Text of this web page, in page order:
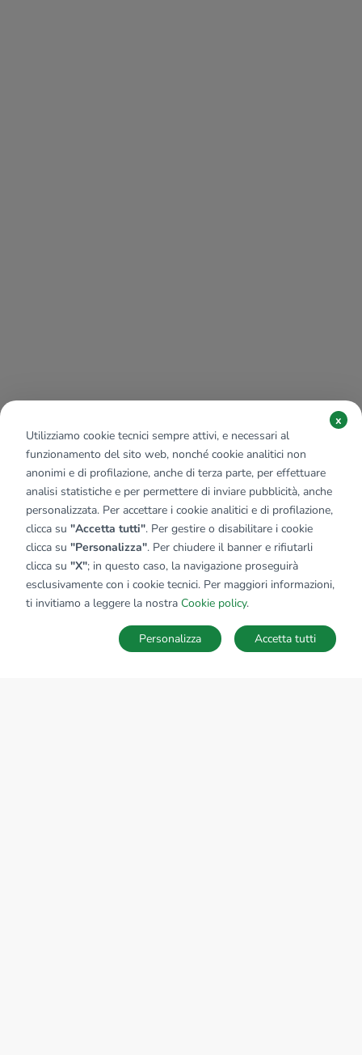
SALVA RICERCA
Utilizziamo cookie tecnici sempre attivi, e necessari al
funzionamento del sito web, nonché cookie analitici non
anonimi e di profilazione, anche di terza parte, per effettuare
analisi statistiche e per permettere di inviare pubblicità, anche
personalizzata. Per accettare i cookie analitici e di profilazione,
clicca su "Accetta tutti". Per gestire o disabilitare i cookie
clicca su "Personalizza". Per chiudere il banner e rifiutarli
clicca su "X"; in questo caso, la navigazione proseguirà
esclusivamente con i cookie tecnici. Per maggiori informazioni,
ti invitiamo a leggere la nostra Cookie policy.
x
Accetta tutti
Personalizza